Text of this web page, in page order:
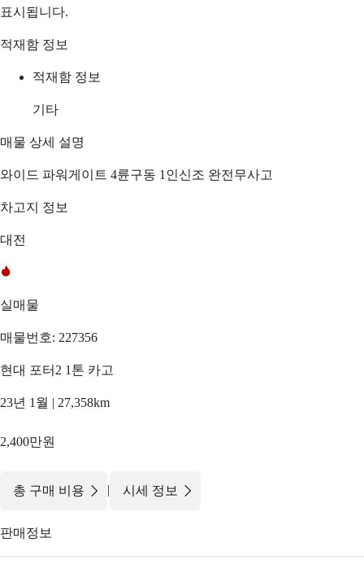
표시됩니다.
적재함 정보
적재함 정보
기타
매물 상세 설명
와이드 파워게이트 4륜구동 1인신조 완전무사고
차고지 정보
대전
실매물
매물번호: 227356
현대 포터2 1톤 카고
23년 1월 | 27,358km
2,400만원
총 구매 비용 | 시세 정보
판매정보